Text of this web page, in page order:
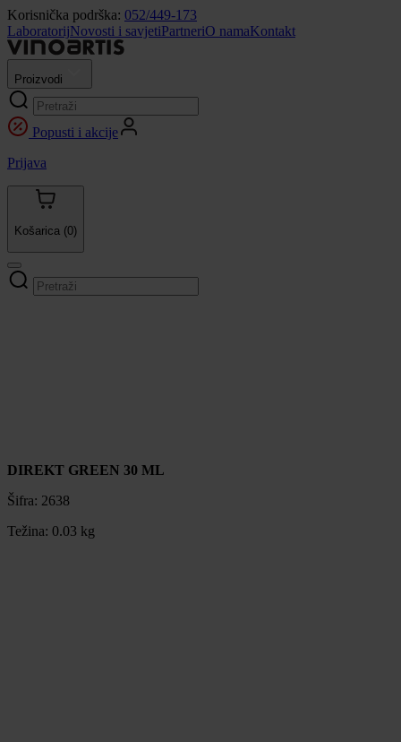
Korisnička podrška: 052/449-173
LaboratorijNovosti i savjetiPartneriO namaKontakt
Proizvodi
Popusti i akcije
Prijava
Košarica (0)
DIREKT GREEN 30 ML
Šifra: 2638
Težina: 0.03 kg